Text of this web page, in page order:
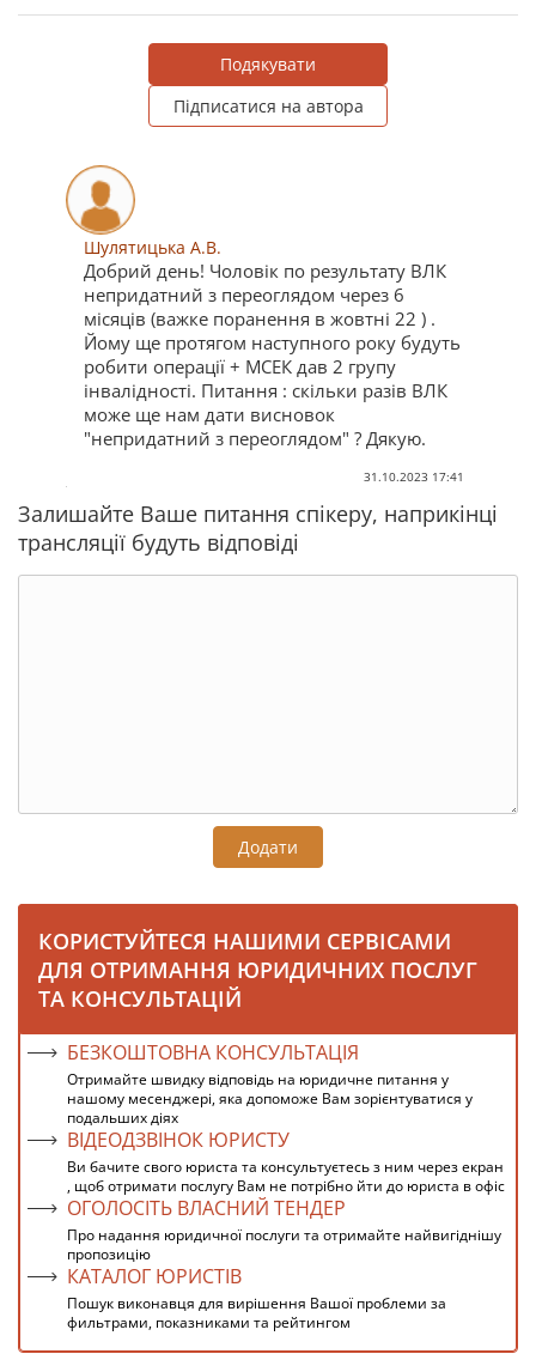
Подякувати
Підписатися на автора
Шулятицька А.В.
Добрий день! Чоловік по результату ВЛК
непридатний з переоглядом через 6
місяців (важке поранення в жовтні 22 ) .
Йому ще протягом наступного року будуть
робити операції + МСЕК дав 2 групу
інвалідності. Питання : скільки разів ВЛК
може ще нам дати висновок
"непридатний з переоглядом" ? Дякую.
31.10.2023 17:41
Залишайте Ваше питання спікеру, наприкінці
трансляції будуть відповіді
Додати
КОРИСТУЙТЕСЯ НАШИМИ СЕРВІСАМИ
ДЛЯ ОТРИМАННЯ ЮРИДИЧНИХ ПОСЛУГ
ТА КОНСУЛЬТАЦІЙ
БЕЗКОШТОВНА КОНСУЛЬТАЦІЯ
Отримайте швидку відповідь на юридичне питання у
нашому месенджері, яка допоможе Вам зорієнтуватися у
подальших діях
ВІДЕОДЗВІНОК ЮРИСТУ
Ви бачите свого юриста та консультуєтесь з ним через екран
, щоб отримати послугу Вам не потрібно йти до юриста в офіс
ОГОЛОСІТЬ ВЛАСНИЙ ТЕНДЕР
Про надання юридичної послуги та отримайте найвигіднішу
пропозицію
КАТАЛОГ ЮРИСТІВ
Пошук виконавця для вирішення Вашої проблеми за
фильтрами, показниками та рейтингом